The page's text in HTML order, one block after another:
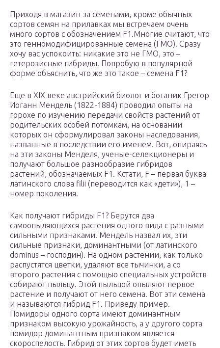
Приходя в магазин за семенами, кроме обычных
сортов семян на прилавках мы встречаем очень
много сортов с обозначением F1.Многие считают, что
это генномодифицированные семена (ГМО). Сразу
хочу вас успокоить: никакие это не ГМО, это –
гетерозисные гибриды. Попробую в популярной
форме объяснить, что же это такое – семена F1?
Еще в XIX веке австрийский биолог и ботаник Грегор
Иоганн Мендель (1822-1884) проводил опыты на
горохе по изучению передачи свойств растений от
родительских особей потомкам, на основании
которых он сформулировал законы наследования,
названные в последствии его именем. Вот, опираясь
на эти законы Менделя, ученые-селекционеры и
получают большое разнообразие гибридов
растений, обозначаемых F1. Кстати, F – первая буква
латинского слова filii (переводится как «дети»), 1 –
номер поколения.
Как получают гибриды F1? Берутся два
самоопыляющихся растения одного вида с разными
сильными признаками. Мендель назвал их, эти
сильные признаки, доминантными (от латинского
dominus – господин). На одном растении, как только
распустятся цветки, удаляют все тычинки, а со
второго растения с помощью специальных устройств
собирают пыльцу. Этой пыльцой опыляют первое
растение и получают от него семена. Вот эти семена
и называются гибрид F1. Приведу пример.
Помидоры одного сорта имеют доминантным
признаком высокую урожайность, а у другого сорта
помидор доминантным признаком является
скороспелость. Гибрид от этих сортов будет иметь